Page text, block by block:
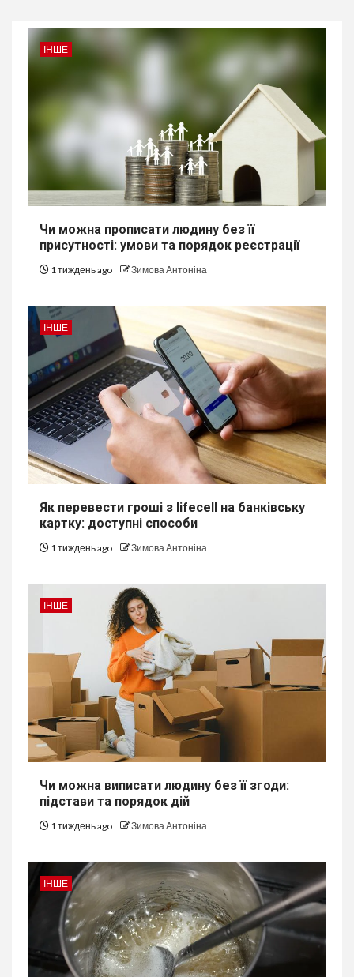
ІНШЕ
Чи можна прописати людину без її
присутності: умови та порядок реєстрації
1 тиждень ago Зимова Антоніна
ІНШЕ
Як перевести гроші з lifecell на банківську
картку: доступні способи
1 тиждень ago Зимова Антоніна
ІНШЕ
Чи можна виписати людину без її згоди:
підстави та порядок дій
1 тиждень ago Зимова Антоніна
ІНШЕ